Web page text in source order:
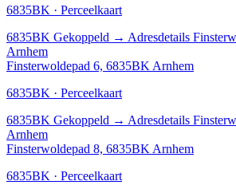
6835BK · Perceelkaart
6835BK Gekoppeld → Adresdetails
Arnhem
Finsterwoldepad 6, 6835BK Arnhem
6835BK · Perceelkaart
6835BK Gekoppeld → Adresdetails
Arnhem
Finsterwoldepad 8, 6835BK Arnhem
6835BK · Perceelkaart